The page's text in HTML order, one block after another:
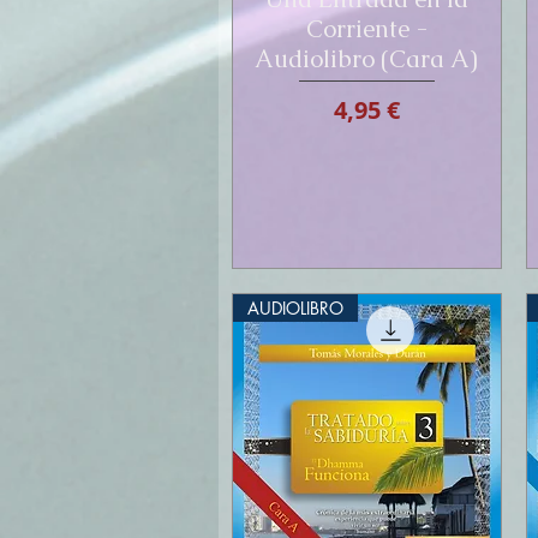
Corriente -
Audiolibro (Cara A)
Prix
4,95 €
AUDIOLIBRO